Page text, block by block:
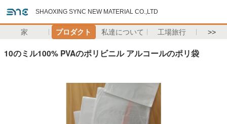
SHAOXING SYNC NEW MATERIAL CO.,LTD
家 プロダクト 私達について 工場旅行 >>
10のミル100% PVAのポリビニル アルコールのポリ袋